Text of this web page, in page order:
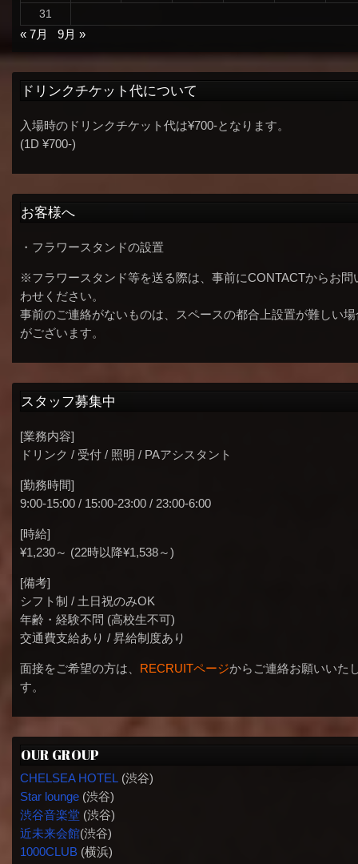
31
« 7月
9月 »
ドリンクチケット代について
入場時のドリンクチケット代は¥700-となります。
(1D ¥700-)
お客様へ
・フラワースタンドの設置
※フラワースタンド等を送る際は、事前にCONTACTからお問
わせください。
事前のご連絡がないものは、スペースの都合上設置が難しい場
がございます。
スタッフ募集中
[業務内容]
ドリンク / 受付 / 照明 / PAアシスタント
[勤務時間]
9:00-15:00 / 15:00-23:00 / 23:00-6:00
[時給]
¥1,230～ (22時以降¥1,538～)
[備考]
シフト制 / 土日祝のみOK
年齢・経験不問 (高校生不可)
交通費支給あり / 昇給制度あり
面接をご希望の方は、 RECRUITページからご連絡お願いいた
す。
OUR GROUP
CHELSEA HOTEL (渋谷)
Star lounge(渋谷)
渋谷音楽堂(渋谷)
近未来会館(渋谷)
1000CLUB(横浜)